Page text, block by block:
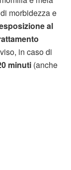
morbidezza e
al
in caso di
minuti (anche